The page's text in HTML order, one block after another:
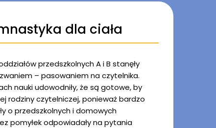
dla ciała
przedszkolnych A i B stanęły
– pasowaniem na czytelnika.
nauki udowodniły, że są gotowe, by
rodziny czytelniczej, ponieważ bardzo
o przedszkolnych i domowych
pomyłek odpowiadały na pytania